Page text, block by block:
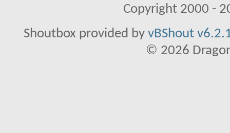
Copyright 2000 -
Shoutbox provided by vBShout
© 2026